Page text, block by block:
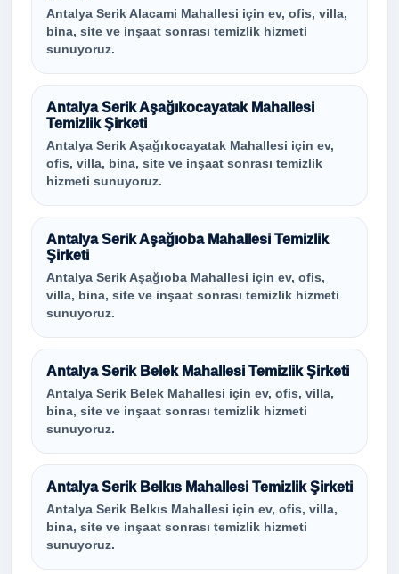
Antalya Serik Alacami Mahallesi için ev, ofis, villa,
bina, site ve inşaat sonrası temizlik hizmeti
sunuyoruz.
Antalya Serik Aşağıkocayatak Mahallesi
Temizlik Şirketi
Antalya Serik Aşağıkocayatak Mahallesi için ev,
ofis, villa, bina, site ve inşaat sonrası temizlik
hizmeti sunuyoruz.
Antalya Serik Aşağıoba Mahallesi Temizlik
Şirketi
Antalya Serik Aşağıoba Mahallesi için ev, ofis,
villa, bina, site ve inşaat sonrası temizlik hizmeti
sunuyoruz.
Antalya Serik Belek Mahallesi Temizlik Şirketi
Antalya Serik Belek Mahallesi için ev, ofis, villa,
bina, site ve inşaat sonrası temizlik hizmeti
sunuyoruz.
Antalya Serik Belkıs Mahallesi Temizlik Şirketi
Antalya Serik Belkıs Mahallesi için ev, ofis, villa,
bina, site ve inşaat sonrası temizlik hizmeti
sunuyoruz.